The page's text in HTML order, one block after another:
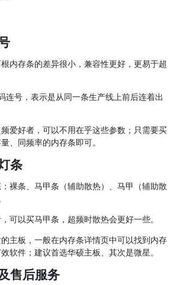
内存条的差异很小，兼容性更好，更易于超
连号，表示是从同一条生产线上前后连着出
爱好者，可以不用在乎这些参数；只需要买
、同频率的内存条即可。
条
裸条、马甲条（辅助散热）、马甲（辅助散
可以买马甲条，超频时散热会更好一些。
主板，一般在内存条详情页中可以找到内存
软件；建议首选华硕主板、其次是微星。
售后服务